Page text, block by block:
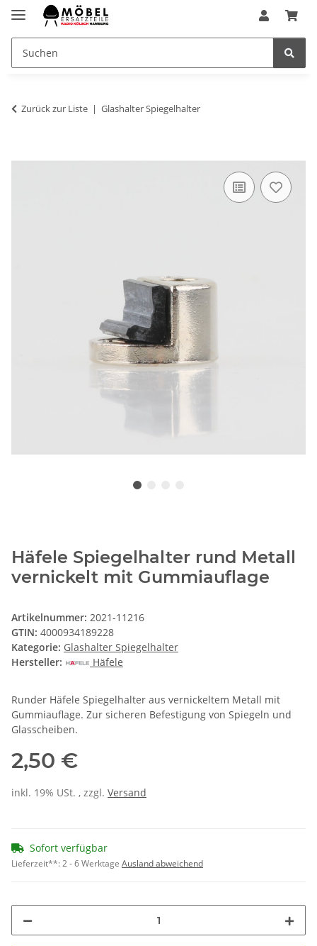
Zurück zur Liste Glashalter Spiegelhalter
Häfele Spiegelhalter rund Metall
vernickelt mit Gummiauflage
Artikelnummer: 2021-11216
GTIN: 4000934189228
Kategorie: Glashalter Spiegelhalter
Hersteller:
Häfele
Runder Häfele Spiegelhalter aus vernickeltem Metall mit
Gummiauflage. Zur sicheren Befestigung von Spiegeln und
Glasscheiben.
2,50 €
inkl. 19% USt. , zzgl. Versand
Sofort verfügbar
Lieferzeit**:2 - 6 Werktage Ausland abweichend